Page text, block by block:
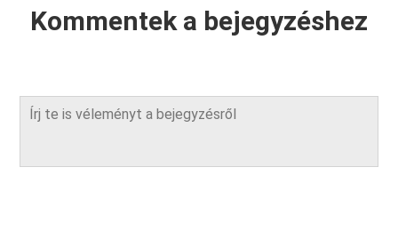
Kommentek a bejegyzéshez